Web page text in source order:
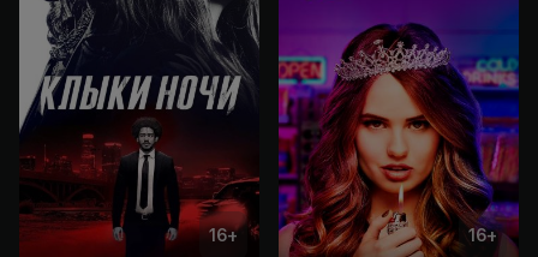
16+ 16+